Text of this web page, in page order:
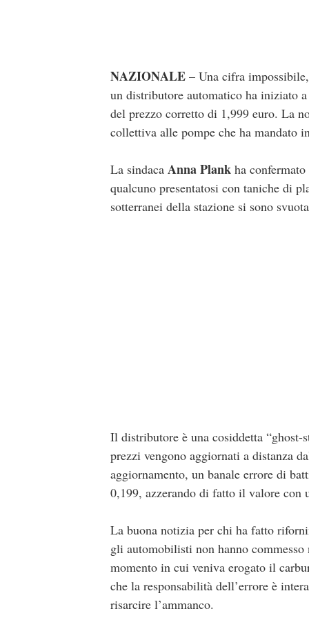
NAZIONALE – Una cifra
un distributore automatico ha iniziato
del prezzo corretto di 1,999 euro. La
collettiva alle pompe che ha mandato
La sindaca Anna Plank ha
qualcuno presentatosi con taniche di
sotterranei della stazione si sono
Il distributore è una cosiddetta “ghost-
prezzi vengono aggiornati a distanza
aggiornamento, un banale errore di
0,199, azzerando di fatto il valore con
La buona notizia per chi ha fatto
gli automobilisti non hanno
momento in cui veniva erogato il
che la responsabilità dell’errore è
risarcire l’ammanco.